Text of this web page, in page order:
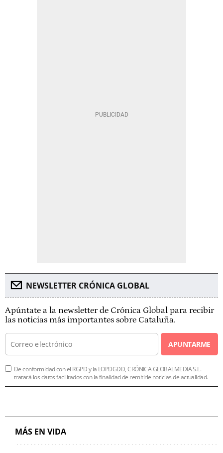
NEWSLETTER CRÓNICA GLOBAL
Apúntate a la newsletter de Crónica Global para recibir
las noticias más importantes sobre Cataluña.
APUNTARME
De conformidad con el RGPD y la LOPDGDD, CRÓNICA GLOBALMEDIA S.L.
tratará los datos facilitados con la finalidad de remitirle noticias de actualidad.
MÁS EN VIDA